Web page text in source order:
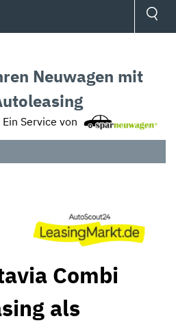
Neuwagen mit
Ein Service von
Combi
als